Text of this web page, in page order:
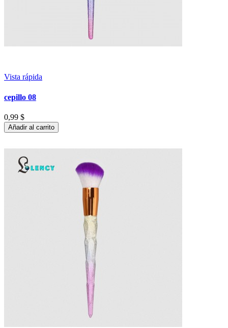
Vista rápida
cepillo 08
0,99 $
Añadir al carrito